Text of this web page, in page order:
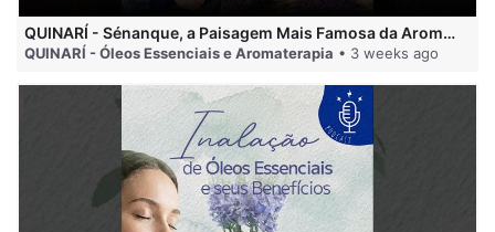
QUINARÍ - Sénanque, a Paisagem Mais Famosa da Aromaterapia
QUINARÍ - Óleos Essenciais e Aromaterapia • 3 weeks ago